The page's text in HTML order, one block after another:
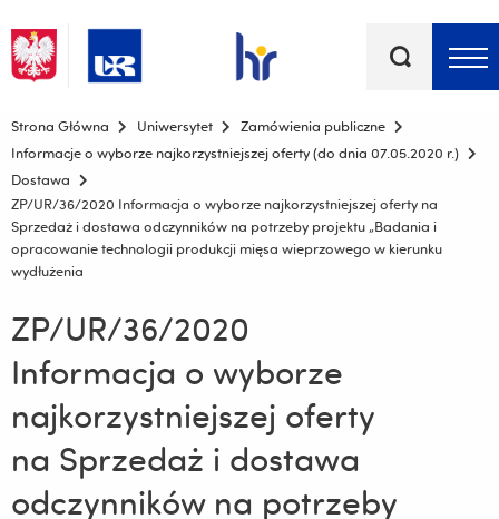
kluczowe
Menu - górna belka
Strona Główna Uniwersytet
Zamówienia publiczne
Informacje o wyborze najkorzystniejszej oferty (do dnia 07.05.2020 r.)
Dostawa
ZP/UR/36/2020 Informacja o wyborze najkorzystniejszej oferty na
Sprzedaż i dostawa odczynników na potrzeby projektu „Badania i
opracowanie technologii produkcji mięsa wieprzowego w kierunku
wydłużenia
ZP/UR/36/2020
Informacja o wyborze
najkorzystniejszej oferty
na Sprzedaż i dostawa
odczynników na potrzeby